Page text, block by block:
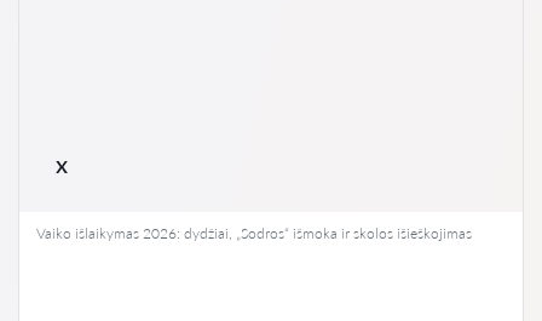
x
Vaiko išlaikymas 2026: dydžiai, „Sodros“ išmoka ir skolos išieškojimas